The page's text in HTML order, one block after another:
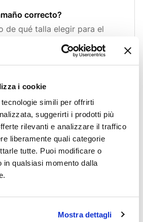
i cookie
simili per offrirti
suggerirti i prodotti più
rilevanti e analizzare il traffico
liberamente quali categorie
tutte. Puoi modificare o
in qualsiasi momento dalla
Mostra dettagli
correcto?
de qué talla elegir para el
la coincidencia de tamaño
guía de tallas. Haga clic
de mi cuerpo?
es fácil: solo necesitas una
las medidas sin
ni dejar la cinta demasiado
un resultado más preciso,